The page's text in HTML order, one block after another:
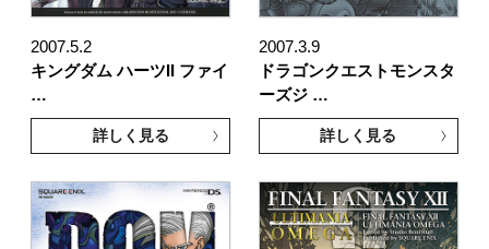
2007.5.2
キングダム ハーツII ファイ
…
詳しく見る
2007.3.9
ドラゴンクエストモンスタ
ーズジ …
詳しく見る